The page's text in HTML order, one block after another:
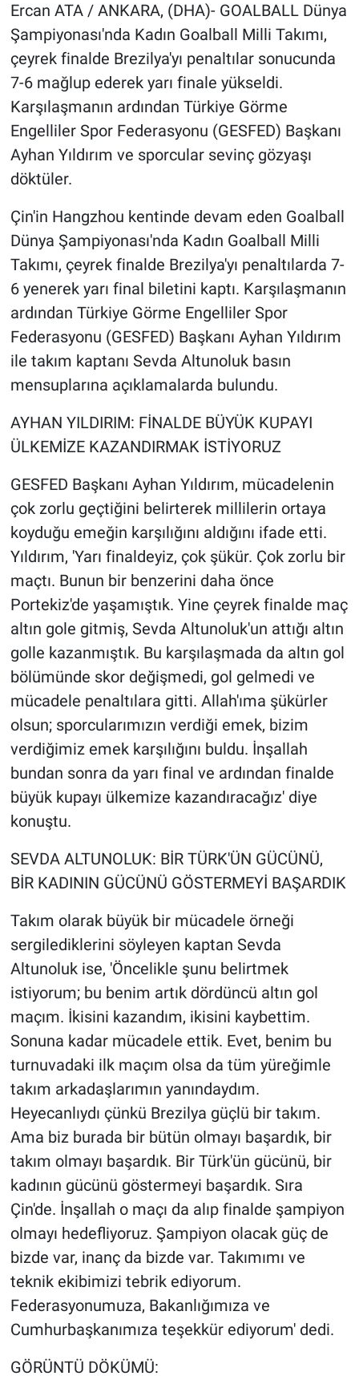
Ercan ATA / ANKARA, (DHA)- GOALBALL Dünya
Şampiyonası'nda Kadın Goalball Milli Takımı,
çeyrek finalde Brezilya'yı penaltılar sonucunda
7-6 mağlup ederek yarı finale yükseldi.
Karşılaşmanın ardından Türkiye Görme
Engelliler Spor Federasyonu (GESFED) Başkanı
Ayhan Yıldırım ve sporcular sevinç gözyaşı
döktüler.
Çin'in Hangzhou kentinde devam eden Goalball
Dünya Şampiyonası'nda Kadın Goalball Milli
Takımı, çeyrek finalde Brezilya'yı penaltılarda 7-
6 yenerek yarı final biletini kaptı. Karşılaşmanın
ardından Türkiye Görme Engelliler Spor
Federasyonu (GESFED) Başkanı Ayhan Yıldırım
ile takım kaptanı Sevda Altunoluk basın
mensuplarına açıklamalarda bulundu.
AYHAN YILDIRIM: FİNALDE BÜYÜK KUPAYI
ÜLKEMİZE KAZANDIRMAK İSTİYORUZ
GESFED Başkanı Ayhan Yıldırım, mücadelenin
çok zorlu geçtiğini belirterek millilerin ortaya
koyduğu emeğin karşılığını aldığını ifade etti.
Yıldırım, 'Yarı finaldeyiz, çok şükür. Çok zorlu bir
maçtı. Bunun bir benzerini daha önce
Portekiz'de yaşamıştık. Yine çeyrek finalde maç
altın gole gitmiş, Sevda Altunoluk'un attığı altın
golle kazanmıştık. Bu karşılaşmada da altın gol
bölümünde skor değişmedi, gol gelmedi ve
mücadele penaltılara gitti. Allah'ıma şükürler
olsun; sporcularımızın verdiği emek, bizim
verdiğimiz emek karşılığını buldu. İnşallah
bundan sonra da yarı final ve ardından finalde
büyük kupayı ülkemize kazandıracağız' diye
konuştu.
SEVDA ALTUNOLUK: BİR TÜRK'ÜN GÜCÜNÜ,
BİR KADININ GÜCÜNÜ GÖSTERMEYİ BAŞARDIK
Takım olarak büyük bir mücadele örneği
sergilediklerini söyleyen kaptan Sevda
Altunoluk ise, 'Öncelikle şunu belirtmek
istiyorum; bu benim artık dördüncü altın gol
maçım. İkisini kazandım, ikisini kaybettim.
Sonuna kadar mücadele ettik. Evet, benim bu
turnuvadaki ilk maçım olsa da tüm yüreğimle
takım arkadaşlarımın yanındaydım.
Heyecanlıydı çünkü Brezilya güçlü bir takım.
Ama biz burada bir bütün olmayı başardık, bir
takım olmayı başardık. Bir Türk'ün gücünü, bir
kadının gücünü göstermeyi başardık. Sıra
Çin'de. İnşallah o maçı da alıp finalde şampiyon
olmayı hedefliyoruz. Şampiyon olacak güç de
bizde var, inanç da bizde var. Takımımı ve
teknik ekibimizi tebrik ediyorum.
Federasyonumuza, Bakanlığımıza ve
Cumhurbaşkanımıza teşekkür ediyorum' dedi.
GÖRÜNTÜ DÖKÜMÜ: